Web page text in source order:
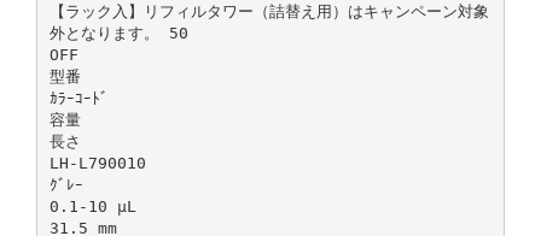
【ラック入】リフィルタワー（詰替え用）はキャンペーン対象
外となります。 50
OFF
型番
ｶﾗｰｺｰﾄﾞ
容量
長さ
LH-L790010
ｸﾞﾚｰ
0.1-10 μL
31.5 mm